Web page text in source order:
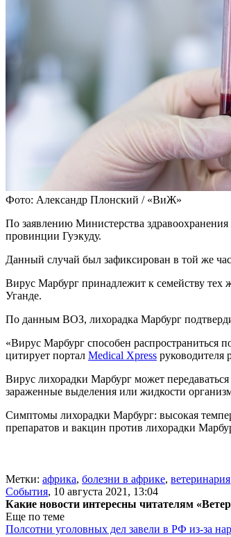
Фото: Александр Плонский / «ВиЖ»
По заявлению Министерства
провинции Гуэкуду.
Данный случай был зафиксирован в той же
Вирус Марбург принадлежит к семейству
Уганде.
По данным ВОЗ, лихорадка Марбург
«Вирус Марбург способен распространиться
цитирует портал Medical Xpress руководителя
Вирус лихорадки Марбург может
зараженные выделения или жидкости
Симптомы лихорадки Марбург: высокая
препаратов и вакцин против лихорадки
Метки: африка, болезни в африке, ветеринария
События, 10 августа 2021, 13:04
Какие новости интересны читателям
Еще по теме
Полсотни уголовных дел завели в РФ из-за